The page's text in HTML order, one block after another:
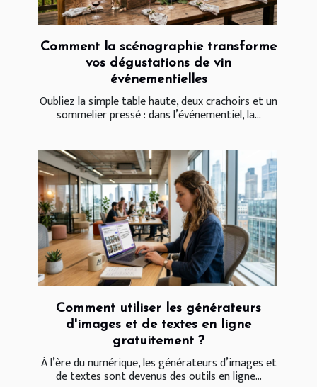
Comment la scénographie transforme
vos dégustations de vin
événementielles
Oubliez la simple table haute, deux crachoirs et un
sommelier pressé : dans l’événementiel, la...
Comment utiliser les générateurs
d'images et de textes en ligne
gratuitement ?
À l’ère du numérique, les générateurs d’images et
de textes sont devenus des outils en ligne...